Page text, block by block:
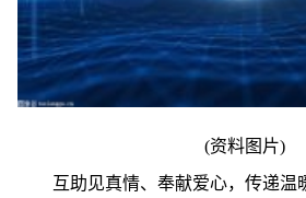
(资料图片)
互助见真情、奉献爱心，传递温